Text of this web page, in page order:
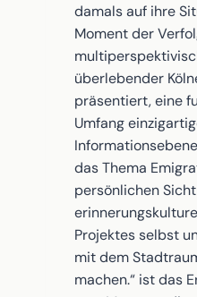
damals auf ihre
Moment der
überlebender
präsentiert, eine
Umfang
das Thema
persönlichen
Projektes selbst
mit dem
machen.“ ist das